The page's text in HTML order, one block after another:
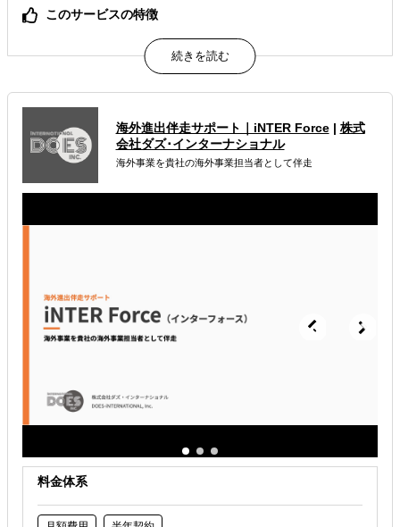
このサービスの特徴
現地パートナー含めた26 か国にわたる拠点のネットワーク
で、M&Aをワンストップでサポート！
属するジャンル
海外M&A
解決できる課題
海外進出伴走サポート｜iNTER Force| 株式
会社ダズ･インターナショナル
海外事業を貴社の海外事業担当者として伴走
料金体系